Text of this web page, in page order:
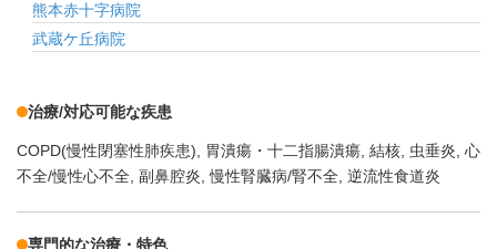
熊本赤十字病院
武蔵ケ丘病院
治療/対応可能な疾患
COPD(慢性閉塞性肺疾患) 胃潰瘍・十二指腸潰瘍 結核 虫垂炎 心
不全/慢性心不全 副鼻腔炎 慢性腎臓病/腎不全 逆流性食道炎
専門的な治療・特色